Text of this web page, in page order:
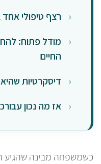
רצף טיפולי
מודל פתוח:
החיים
דיסקרטיות
אז מה נכון
כשמשפחה מבינה שהגיע